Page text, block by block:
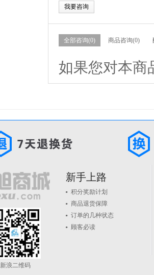
我要咨询
全部咨询(0) 商品咨询(0)
如果您对本商
新浪二维码
新手上路
积分奖励计划
商品退货保障
订单的几种状态
顾客必读